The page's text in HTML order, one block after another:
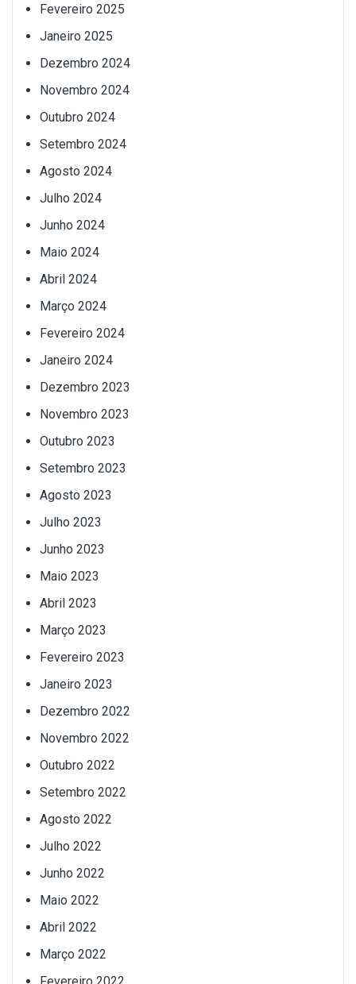
Fevereiro 2025
Janeiro 2025
Dezembro 2024
Novembro 2024
Outubro 2024
Setembro 2024
Agosto 2024
Julho 2024
Junho 2024
Maio 2024
Abril 2024
Março 2024
Fevereiro 2024
Janeiro 2024
Dezembro 2023
Novembro 2023
Outubro 2023
Setembro 2023
Agosto 2023
Julho 2023
Junho 2023
Maio 2023
Abril 2023
Março 2023
Fevereiro 2023
Janeiro 2023
Dezembro 2022
Novembro 2022
Outubro 2022
Setembro 2022
Agosto 2022
Julho 2022
Junho 2022
Maio 2022
Abril 2022
Março 2022
Fevereiro 2022